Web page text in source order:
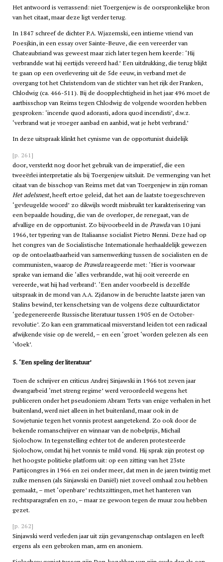
Het antwoord is verrassend: niet Toergenjew is de oorspronkelijke bron
van het citaat, maar deze ligt verder terug.
In 1847 schreef de dichter P.A. Wjazemski, een intieme vriend van
Poesjkin, in een essay over Sainte-Beuve, die een vereerder van
Chateaubriand was geweest maar zich later tegen hem keerde: ‘Hij
verbrandde wat hij eertijds vereerd had.’ Een uitdrukking, die terug blijkt
te gaan op een overlevering uit de 5de eeuw, in verband met de
overgang tot het Christendom van de stichter van het rijk der Franken,
Chlodwig (ca. 466-511). Bij de doopplechtigheid in het jaar 496 moet de
aartbisschop van Reims tegen Chlodwig de volgende woorden hebben
gesproken: ‘incende quod adorasti, adora quod incendisti’, d.w.z.
‘verbrand wat je vroeger aanbad en aanbid, wat je hebt verbrand.’
In deze uitspraak klinkt het cynisme van de opportunist duidelijk
[p. 261]
door, versterkt nog door het gebruik van de imperatief, die een
tweeërlei interpretatie als bij Toergenjew uitsluit. De vermenging van het
citaat van de bisschop van Reims met dat van Toergenjew in zijn roman
Het adelsnest, heeft ertoe geleid, dat het aan de laatste toegeschreven
‘gevleugelde woord’ zo dikwijls wordt misbruikt ter karakterisering van
een bepaalde houding, die van de overloper, de renegaat, van de
afvallige en de opportunist. Zo bijvoorbeeld in de Prawdavan 10 juni
1966, ter typering van de Italiaanse socialist Pietro Nenni. Deze had op
het congres van de Socialistische Internationale herhaaldelijk gewezen
op de ontoelaatbaarheid van samenwerking tussen de socialisten en de
communisten, waarop de Prawdareageerde met: ‘Hier is voorwaar
sprake van iemand die ‘alles verbrandde, wat hij ooit vereerde en
vereerde, wat hij had verbrand’. ‘Een ander voorbeeld is dezelfde
uitspraak in de mond van A.A. Zjdanow in de beruchte laatste jaren van
Stalins bewind, ter kenschetsing van de volgens deze cultuurdictator
‘gedegenereerde Russische literatuur tussen 1905 en de October-
revolutie’. Zo kan een grammaticaal misverstand leiden tot een radicaal
afwijkende visie op de wereld, – en een ‘groet ‘worden gelezen als een
‘vloek’.
5. ‘Een speling der literatuur’
Toen de schrijver en criticus Andrej Sinjawski in 1966 tot zeven jaar
dwangarbeid ‘met streng regime’ werd veroordeeld wegens het
publiceren onder het pseudoniem Abram Terts van enige verhalen in het
buitenland, werd niet alleen in het buitenland, maar ook in de
Sowjetunie tegen het vonnis protest aangetekend. Zo ook door de
bekende romanschrijver en winnaar van de nobelprijs, Michail
Sjolochow. In tegenstelling echter tot de anderen protesteerde
Sjolochow, omdat hij het vonnis te mild vond. Hij sprak zijn protest op
het hoogste politieke platform uit: op een zitting van het 23ste
Partijcongres in 1966 en zei onder meer, dat men in de jaren twintig met
zulke mensen (als Sinjawski en Daniël) niet zoveel omhaal zou hebben
gemaakt, – met ‘openbare’ rechtszittingen, met het hanteren van
rechtsparagrafen en zo, – maar ze gewoon tegen de muur zou hebben
gezet.
[p. 262]
Sinjawski werd verleden jaar uit zijn gevangenschap ontslagen en leeft
ergens als een gebroken man, arm en anoniem.